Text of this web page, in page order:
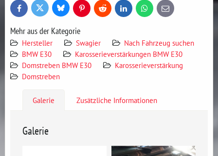
FacebookTwitter BlueskyPinterestReddit LinkedInWhatsApp
E-
mail
Mehr aus der Kategorie
Hersteller Swagier
Nach Fahrzeug suchen
BMW E30
Karosserieverstärkungen BMW E30
Domstreben BMW E30
Karosserieverstärkung
Domstreben
Galerie Zusätzliche Informationen
Galerie